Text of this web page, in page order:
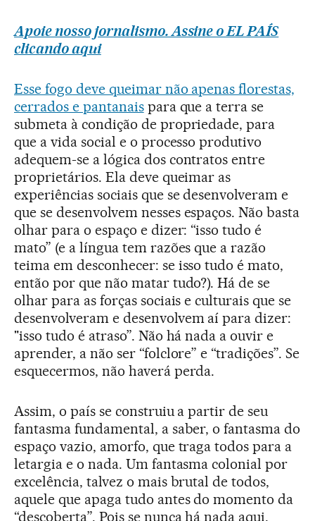
Apoie nosso jornalismo. Assine o EL PAÍS
clicando aqui
Esse fogo deve queimar não apenas florestas,
cerrados e pantanaispara que a terra se
submeta à condição de propriedade, para
que a vida social e o processo produtivo
adequem-se a lógica dos contratos entre
proprietários. Ela deve queimar as
experiências sociais que se desenvolveram e
que se desenvolvem nesses espaços. Não basta
olhar para o espaço e dizer: “isso tudo é
mato” (e a língua tem razões que a razão
teima em desconhecer: se isso tudo é mato,
então por que não matar tudo?). Há de se
olhar para as forças sociais e culturais que se
desenvolveram e desenvolvem aí para dizer:
"isso tudo é atraso”. Não há nada a ouvir e
aprender, a não ser “folclore” e “tradições”. Se
esquecermos, não haverá perda.
Assim, o país se construiu a partir de seu
fantasma fundamental, a saber, o fantasma do
espaço vazio, amorfo, que traga todos para a
letargia e o nada. Um fantasma colonial por
excelência, talvez o mais brutal de todos,
aquele que apaga tudo antes do momento da
“descoberta”. Pois se nunca há nada aqui,